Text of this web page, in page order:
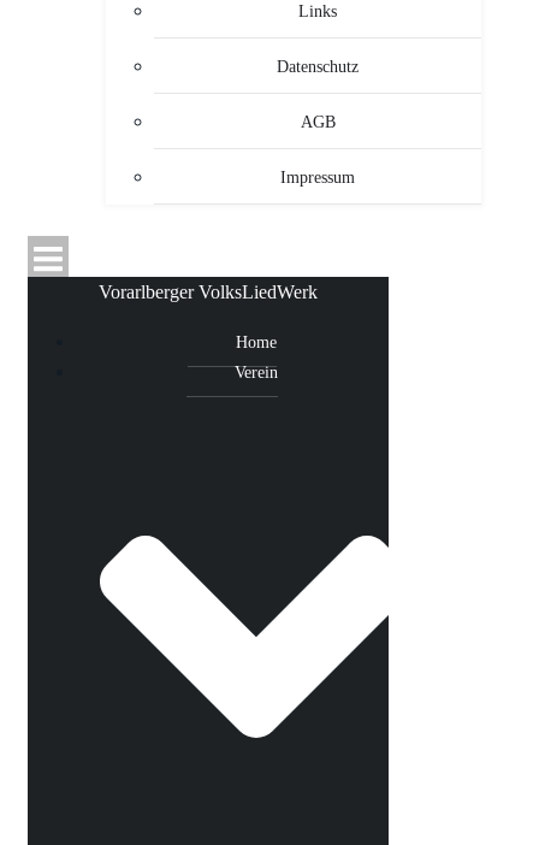
Links
Datenschutz
AGB
Impressum
Vorarlberger VolksLiedWerk
Home
Verein